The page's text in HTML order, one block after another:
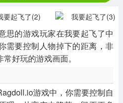
思的游戏玩家在我要起飞了中
需要控制人物掉下的距离，非
好玩的游戏画面。
游戏中，你需要控制自